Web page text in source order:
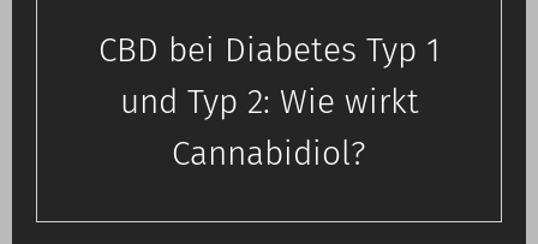
CBD bei Diabetes Typ 1
und Typ 2: Wie wirkt
Cannabidiol?